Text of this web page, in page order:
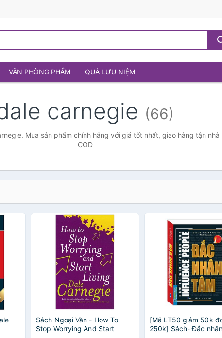
VĂN PHÒNG PHẨM QUÀ LƯU NIỆM
carnegie (66)
Mua sản phẩm chính hãng với giá tốt nhất, giao hàng tận nhà
COD
Sách Ngoại Văn - How To
Stop Worrying And Start
[Mã LT50 giảm 50k
250k] Sách- Đắc